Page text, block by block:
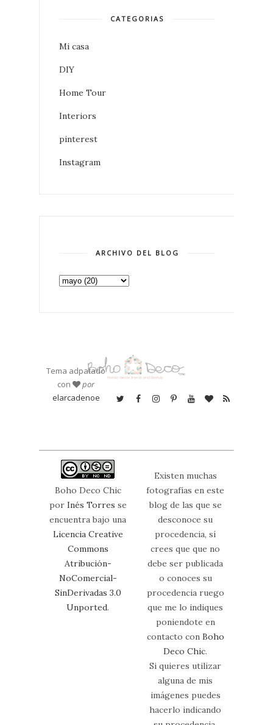
CATEGORIAS
Mi casa
DIY
Home Tour
Interiors
pinterest
Instagram
ARCHIVO DEL BLOG
Tema adpatado
con
por
elarcadenoe
Boho Deco Chic
por Inés Torres se
encuentra bajo una
Licencia Creative
Commons
Atribución-
NoComercial-
SinDerivadas 3.0
Unported.
Existen muchas
fotografías en este
blog de las que se
desconoce su
procedencia, sí
crees que que no
debe ser publicada
o conoces su
procedencia ruego
que me lo indiques
poniendote en
contacto con Boho
Deco Chic.
Si quieres utilizar
alguna de mis
imágenes puedes
hacerlo indicando